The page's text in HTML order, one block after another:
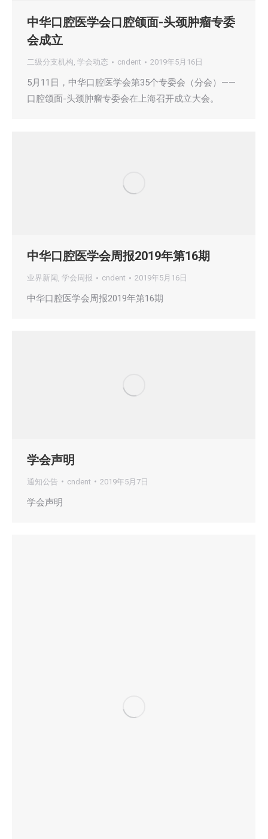
中华口腔医学会口腔颌面-头颈肿瘤专委
会成立
二级分支机构, 学会动态 cndent 2019年5月16日
5月11日，中华口腔医学会第35个专委会（分会）——
口腔颌面-头颈肿瘤专委会在上海召开成立大会。
中华口腔医学会周报2019年第16期
业界新闻 , 学会周报 cndent 2019年5月16日
中华口腔医学会周报2019年第16期
学会声明
通知公告 cndent 2019年5月7日
学会声明